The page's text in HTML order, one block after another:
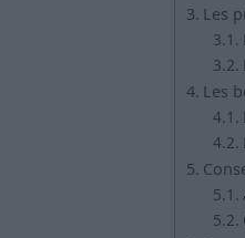
Les
Les